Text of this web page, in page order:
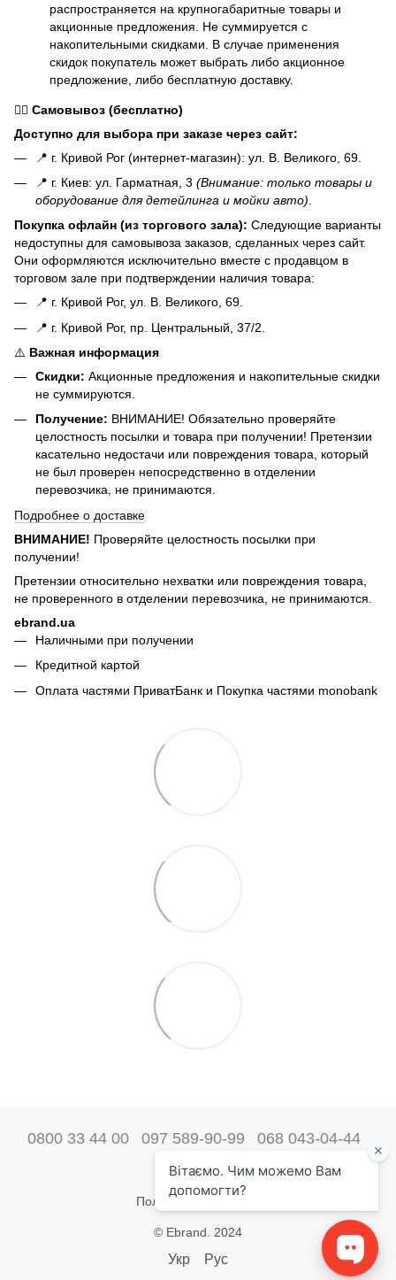
распространяется на крупногабаритные товары и
акционные предложения. Не суммируется с
накопительными скидками. В случае применения
скидок покупатель может выбрать либо акционное
предложение, либо бесплатную доставку.
🏃‍♂️ Самовывоз (бесплатно)
Доступно для выбора при заказе через сайт:
📍 г. Кривой Рог (интернет-магазин): ул. В. Великого, 69.
📍 г. Киев: ул. Гарматная, 3 (Внимание: только товары и
оборудование для детейлинга и мойки авто)
Покупка офлайн (из торгового зала): Следующие варианты
недоступны для самовывоза заказов, сделанных через сайт.
Они оформляются исключительно вместе с продавцом в
торговом зале при подтверждении наличия товара:
📍 г. Кривой Рог, ул. В. Великого, 69.
📍 г. Кривой Рог, пр. Центральный, 37/2.
⚠️ Важная информация
Скидки: Акционные предложения и накопительные скидки
не суммируются.
Получение: ВНИМАНИЕ! Обязательно проверяйте
целостность посылки и товара при получении! Претензии
касательно недостачи или повреждения товара, который
не был проверен непосредственно в отделении
перевозчика, не принимаются.
Подробнее о доставке
ВНИМАНИЕ! Проверяйте целостность посылки при
получении!
Претензии относительно нехватки или повреждения товара,
не проверенного в отделении перевозчика, не принимаются.
ebrand.ua
Наличными при получении
Кредитной картой
Оплата частями ПриватБанк и Покупка частями monobank
0800 33 44 00 097 589-90-99 068 043-04-44
Наши контакты
Полная версия сайта
© Ebrand. 2024
Укр Рус